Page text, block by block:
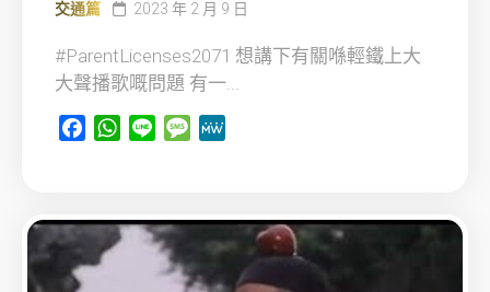
交通篇 2023 年 2 月 9 日
#ParentLicenses2071 想講下有關喺輕鐵上大
大聲播歌嘅問題 有一...
FacebookWhatsApp
Line Message